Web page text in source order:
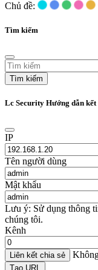
Chủ đề:
Tìm kiếm
Tìm kiếm
Lc Security Hướng dẫn
IP
Tên người dùng
Mật khẩu
Lưu ý: Sử dụng thông
chúng tôi.
Kênh
Liên kết chia sẻ
Tạo URL